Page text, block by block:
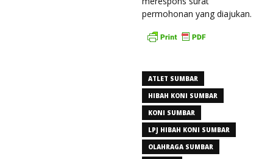
permohonan yang diajukan.
ATLET SUMBAR
HIBAH KONI SUMBAR
KONI SUMBAR
LPJ HIBAH KONI SUMBAR
OLAHRAGA SUMBAR